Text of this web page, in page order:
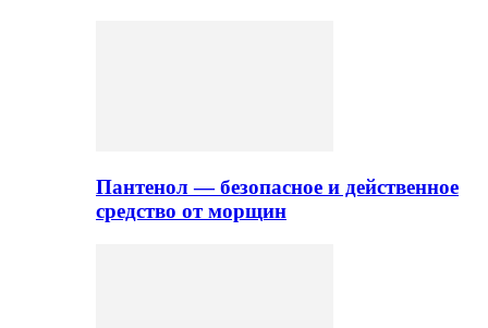
Пантенол — безопасное и действенное
средство от морщин